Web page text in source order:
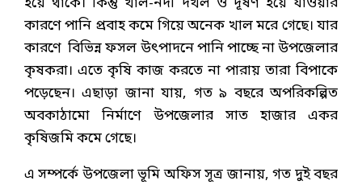
কারণে পানি প্রবাহ কমে গিয়ে অনেক খাল মরে গেছে। যার
কারণে বিভিন্ন ফসল উৎপাদনে পানি পাচ্ছে না উপজেলার
কৃষকরা। এতে কৃষি কাজ করতে না পারায় তারা বিপাকে
পড়েছেন। এছাড়া জানা যায়, গত ৯ বছরে অপরিকল্পিত
অবকাঠামো নির্মাণে উপজেলার সাত হাজার একর
কৃষিজমি কমে গেছে।
এ সম্পর্কে উপজেলা ভূমি অফিস সূত্র জানায়, গত দুই বছর